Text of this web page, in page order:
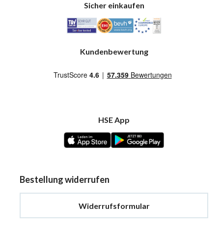
Sicher einkaufen
Kundenbewertung
HSE App
Bestellung widerrufen
Widerrufsformular